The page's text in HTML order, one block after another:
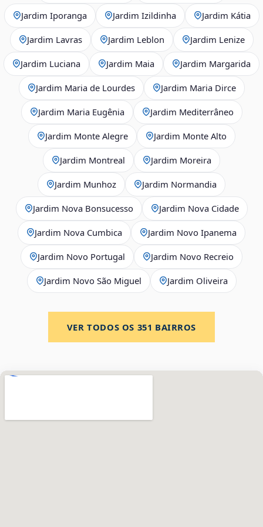
Jardim Iporanga Jardim Izildinha Jardim Kátia
Jardim Lavras Jardim Leblon Jardim Lenize
Jardim Luciana Jardim Maia Jardim Margarida
Jardim Maria de Lourdes Jardim Maria Dirce
Jardim Maria Eugênia Jardim Mediterrâneo
Jardim Monte Alegre Jardim Monte Alto
Jardim Montreal Jardim Moreira
Jardim Munhoz Jardim Normandia
Jardim Nova Bonsucesso Jardim Nova Cidade
Jardim Nova Cumbica Jardim Novo Ipanema
Jardim Novo Portugal Jardim Novo Recreio
Jardim Novo São Miguel Jardim Oliveira
VER TODOS OS 351 BAIRROS